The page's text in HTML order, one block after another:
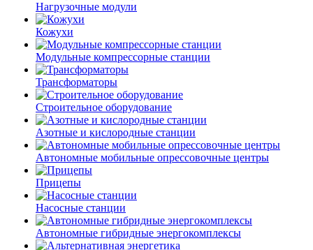
Нагрузочные модули
Кожухи
Модульные компрессорные станции
Трансформаторы
Строительное оборудование
Азотные и кислородные станции
Автономные мобильные опрессовочные центры
Прицепы
Насосные станции
Автономные гибридные энергокомплексы